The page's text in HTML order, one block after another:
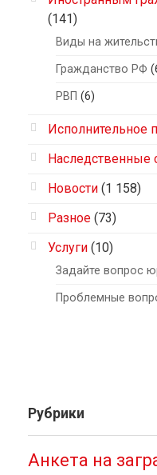
(141)
Виды на
Гражданство РФ
РВП (6)
Исполнительное
Наследственные
Новости (1 158)
Разное (73)
Услуги (10)
Задайте вопрос
Проблемные
Рубрики
Анкета на